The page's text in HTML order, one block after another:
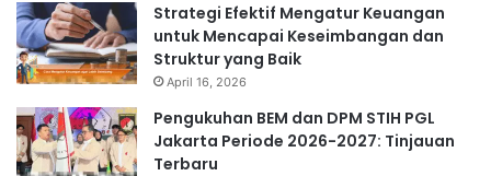
Strategi Efektif Mengatur Keuangan
untuk Mencapai Keseimbangan dan
Struktur yang Baik
April 16, 2026
Pengukuhan BEM dan DPM STIH PGL
Jakarta Periode 2026-2027: Tinjauan
Terbaru